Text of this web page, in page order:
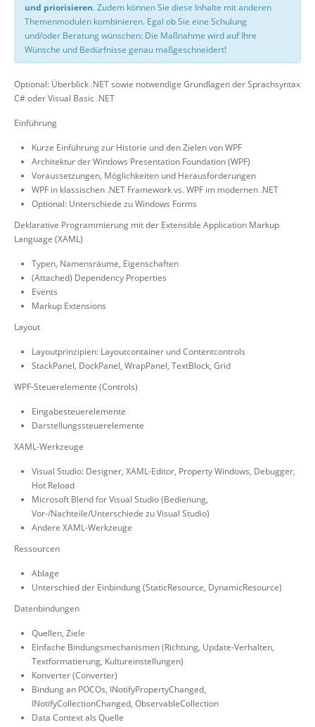
und priorisieren. Zudem können Sie diese Inhalte mit anderen
Themenmodulen kombinieren. Egal ob Sie eine Schulung
und/oder Beratung wünschen: Die Maßnahme wird auf Ihre
Wünsche und Bedürfnisse genau maßgeschneidert!
Optional: Überblick .NET sowie notwendige Grundlagen der Sprachsyntax
C# oder Visual Basic .NET
Einführung
Kurze Einführung zur Historie und den Zielen von WPF
Architektur der Windows Presentation Foundation (WPF)
Voraussetzungen, Möglichkeiten und Herausforderungen
WPF in klassischen .NET Framework vs. WPF im modernen .NET
Optional: Unterschiede zu Windows Forms
Deklarative Programmierung mit der Extensible Application Markup
Language (XAML)
Typen, Namensräume, Eigenschaften
(Attached) Dependency Properties
Events
Markup Extensions
Layout
Layoutprinzipien: Layoutcontainer und Contentcontrols
StackPanel, DockPanel, WrapPanel, TextBlock, Grid
WPF-Steuerelemente (Controls)
Eingabesteuerelemente
Darstellungssteuerelemente
XAML-Werkzeuge
Visual Studio: Designer, XAML-Editor, Property Windows, Debugger,
Hot Reload
Microsoft Blend for Visual Studio (Bedienung,
Vor-/Nachteile/Unterschiede zu Visual Studio)
Andere XAML-Werkzeuge
Ressourcen
Ablage
Unterschied der Einbindung (StaticResource, DynamicResource)
Datenbindungen
Quellen, Ziele
Einfache Bindungsmechanismen (Richtung, Update-Verhalten,
Textformatierung, Kultureinstellungen)
Konverter (Converter)
Bindung an POCOs, INotifyPropertyChanged,
INotifyCollectionChanged, ObservableCollection
Data Context als Quelle